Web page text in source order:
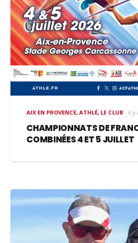
AIX EN PROVENCE,ATHLÉ, LE CLUB il y
CHAMPIONNATS DE
COMBINÉES 4 ET 5 JUILLET